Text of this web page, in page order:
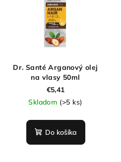
Dr. Santé Arganový olej
na vlasy 50ml
€5,41
Skladom (>5 ks)
Do košíka